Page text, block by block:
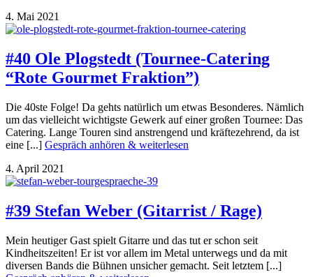
4. Mai 2021
#40 Ole Plogstedt (Tournee-Catering
“Rote Gourmet Fraktion”)
Die 40ste Folge! Da gehts natürlich um etwas Besonderes. Nämlich
um das vielleicht wichtigste Gewerk auf einer großen Tournee: Das
Catering. Lange Touren sind anstrengend und kräftezehrend, da ist
eine [...] Gespräch anhören & weiterlesen
4. April 2021
#39 Stefan Weber (Gitarrist / Rage)
Mein heutiger Gast spielt Gitarre und das tut er schon seit
Kindheitszeiten! Er ist vor allem im Metal unterwegs und da mit
diversen Bands die Bühnen unsicher gemacht. Seit letztem [...]